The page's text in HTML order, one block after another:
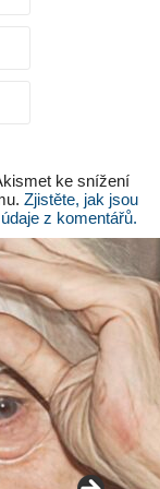
ke snížení
Zjistěte, jak jsou
z komentářů.